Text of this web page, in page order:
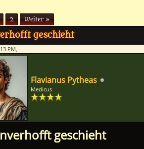
2 Weiter »
geschieht
PM,
Flavianus Pytheas
Medicus
geschieht